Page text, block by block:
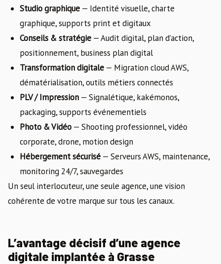
Studio graphique — Identité visuelle, charte
graphique, supports print et digitaux
Conseils & stratégie — Audit digital, plan d’action,
positionnement, business plan digital
Transformation digitale — Migration cloud AWS,
dématérialisation, outils métiers connectés
PLV / Impression — Signalétique, kakémonos,
packaging, supports événementiels
Photo & Vidéo — Shooting professionnel, vidéo
corporate, drone, motion design
Hébergement sécurisé — Serveurs AWS, maintenance,
monitoring 24/7, sauvegardes
Un seul interlocuteur, une seule agence, une vision
cohérente de votre marque sur tous les canaux.
L’avantage décisif d’une agence
digitale implantée à Grasse